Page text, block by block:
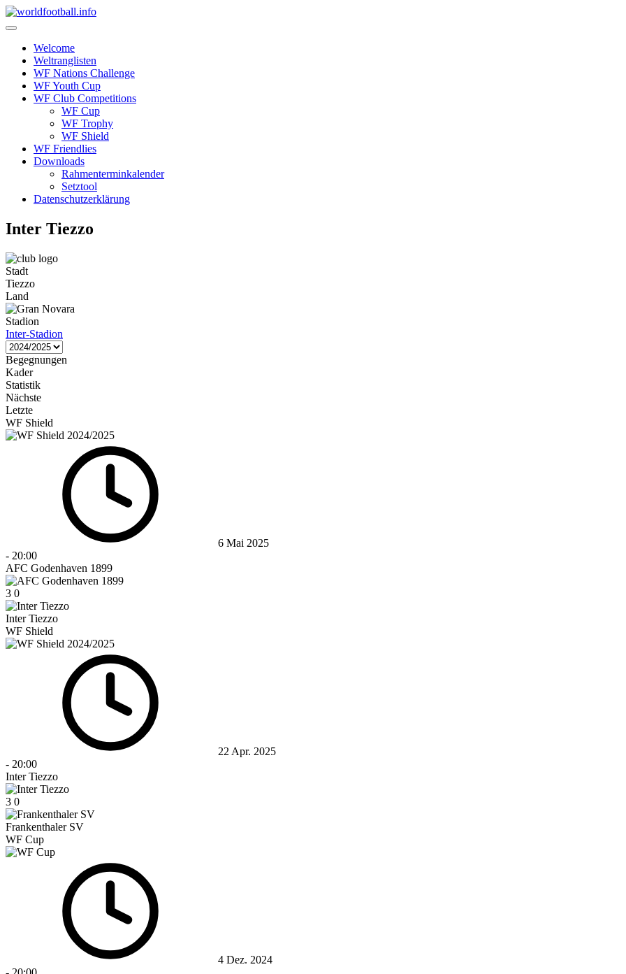
Skip
to
Welcome
Weltranglisten
WF Nations Challenge
WF Youth Cup
WF Club Competitions
WF Cup
WF Trophy
WF Shield
WF Friendlies
Downloads
Rahmenterminkalender
Setztool
Datenschutzerklärung
Inter Tiezzo
Stadt
Tiezzo
Land
Stadion
Inter-Stadion
Begegnungen
Kader
Statistik
Nächste
Letzte
WF Shield
6 Mai 2025
- 20:00
AFC Godenhaven 1899
3 0
Inter Tiezzo
WF Shield
22 Apr. 2025
- 20:00
Inter Tiezzo
3 0
Frankenthaler SV
WF Cup
4 Dez. 2024